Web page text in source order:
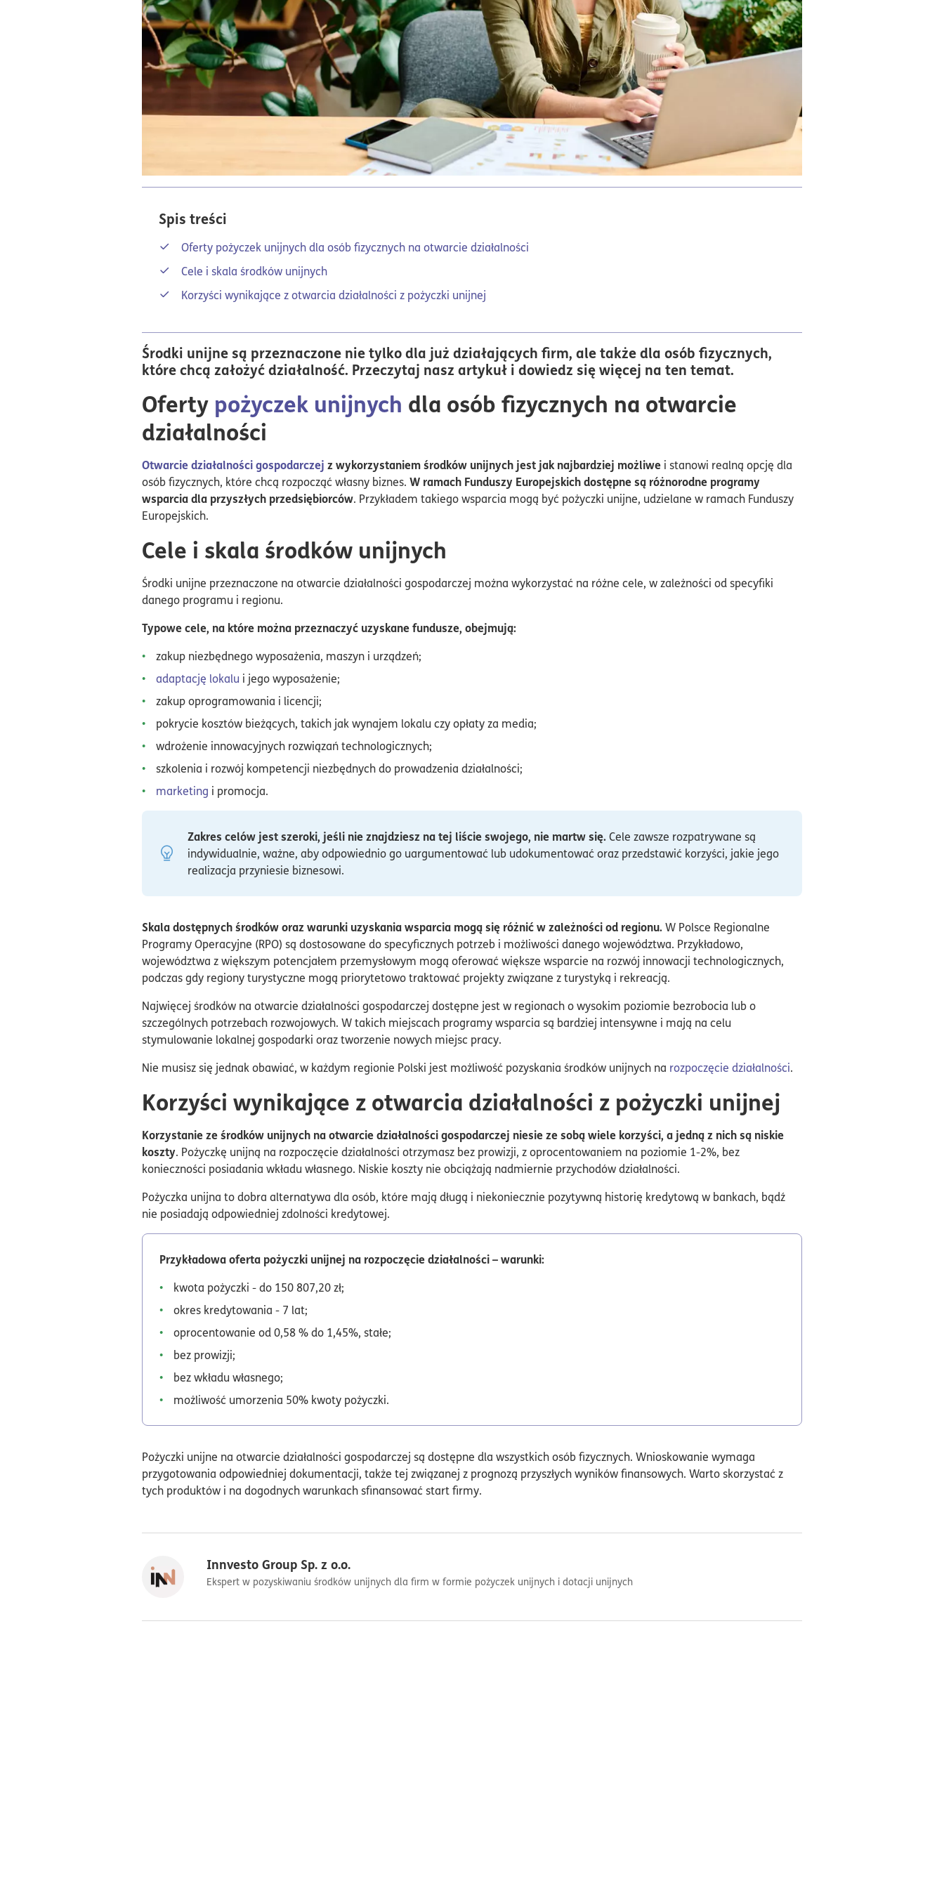
Spis treści
Oferty pożyczek unijnych dla osób fizycznych na otwarcie działalności
Cele i skala środków unijnych
Korzyści wynikające z otwarcia działalności z pożyczki unijnej
Środki unijne są przeznaczone nie tylko dla już działających firm, ale także dla osób fizycznych,
które chcą założyć działalność. Przeczytaj nasz artykuł i dowiedz się więcej na ten temat.
Oferty pożyczek unijnych dla osób fizycznych na otwarcie
działalności
Otwarcie działalności gospodarczej z wykorzystaniem środków unijnych jest jak najbardziej możliwe i stanowi realną opcję dla
osób fizycznych, które chcą rozpocząć własny biznes. W ramach Funduszy Europejskich dostępne są różnorodne programy
wsparcia dla przyszłych przedsiębiorców. Przykładem takiego wsparcia mogą być pożyczki unijne, udzielane w ramach Funduszy
Europejskich.
Cele i skala środków unijnych
Środki unijne przeznaczone na otwarcie działalności gospodarczej można wykorzystać na różne cele, w zależności od specyfiki
danego programu i regionu.
Typowe cele, na które można przeznaczyć uzyskane fundusze, obejmują:
zakup niezbędnego wyposażenia, maszyn i urządzeń;
adaptację lokalu i jego wyposażenie;
zakup oprogramowania i licencji;
pokrycie kosztów bieżących, takich jak wynajem lokalu czy opłaty za media;
wdrożenie innowacyjnych rozwiązań technologicznych;
szkolenia i rozwój kompetencji niezbędnych do prowadzenia działalności;
marketing i promocja.
Zakres celów jest szeroki, jeśli nie znajdziesz na tej liście swojego, nie martw się.Cele zawsze rozpatrywane są
indywidualnie, ważne, aby odpowiednio go uargumentować lub udokumentować oraz przedstawić korzyści, jakie jego
realizacja przyniesie biznesowi.
Skala dostępnych środków oraz warunki uzyskania wsparcia mogą się różnić w zależności od regionu.W Polsce Regionalne
Programy Operacyjne (RPO) są dostosowane do specyficznych potrzeb i możliwości danego województwa. Przykładowo,
województwa z większym potencjałem przemysłowym mogą oferować większe wsparcie na rozwój innowacji technologicznych,
podczas gdy regiony turystyczne mogą priorytetowo traktować projekty związane z turystyką i rekreacją.
Najwięcej środków na otwarcie działalności gospodarczej dostępne jest w regionach o wysokim poziomie bezrobocia lub o
szczególnych potrzebach rozwojowych. W takich miejscach programy wsparcia są bardziej intensywne i mają na celu
stymulowanie lokalnej gospodarki oraz tworzenie nowych miejsc pracy.
Nie musisz się jednak obawiać, w każdym regionie Polski jest możliwość pozyskania środków unijnych na rozpoczęcie działalności.
Korzyści wynikające z otwarcia działalności z pożyczki unijnej
Korzystanie ze środków unijnych na otwarcie działalności gospodarczej niesie ze sobą wiele korzyści, a jedną z nich są niskie
koszty. Pożyczkę unijną na rozpoczęcie działalności otrzymasz bez prowizji, z oprocentowaniem na poziomie 1-2%, bez
konieczności posiadania wkładu własnego. Niskie koszty nie obciążają nadmiernie przychodów działalności.
Pożyczka unijna to dobra alternatywa dla osób, które mają długą i niekoniecznie pozytywną historię kredytową w bankach, bądź
nie posiadają odpowiedniej zdolności kredytowej.
Przykładowa oferta pożyczki unijnej na rozpoczęcie działalności – warunki:
kwota pożyczki - do 150 807,20 zł;
okres kredytowania - 7 lat;
oprocentowanie od 0,58 % do 1,45%, stałe;
bez prowizji;
bez wkładu własnego;
możliwość umorzenia 50% kwoty pożyczki.
Pożyczki unijne na otwarcie działalności gospodarczej są dostępne dla wszystkich osób fizycznych. Wnioskowanie wymaga
przygotowania odpowiedniej dokumentacji, także tej związanej z prognozą przyszłych wyników finansowych. Warto skorzystać z
tych produktów i na dogodnych warunkach sfinansować start firmy.
Innvesto Group Sp. z o.o.
Ekspert w pozyskiwaniu środków unijnych dla firm w formie pożyczek unijnych i dotacji unijnych